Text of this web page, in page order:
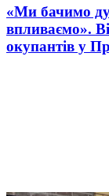
«Ми бачимо
впливаємо».
окупантів у